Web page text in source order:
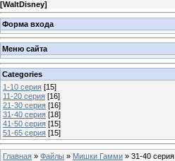
[WaltDisney]
Форма входа
Меню сайта
Categories
1-10 серия [15]
11-20 серия [16]
21-30 серия [16]
31-40 серия [18]
41-50 серия [15]
51-65 серия [15]
Главная » Файлы » Мишки Гамми » 31-40 серия